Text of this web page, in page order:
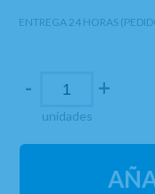
ENTREGA 24 HORAS
-
unidades
+